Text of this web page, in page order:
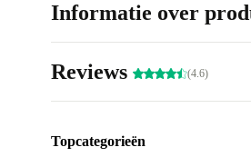
Informatie over
Reviews (4.6)
Topcategorieën